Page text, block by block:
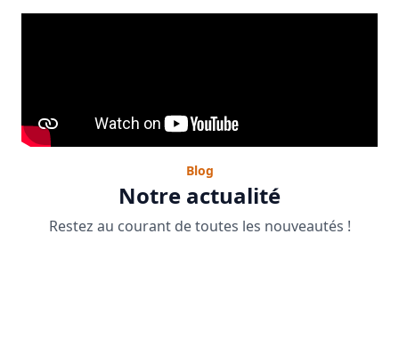
Blog
Notre actualité
Restez au courant de toutes les nouveautés !